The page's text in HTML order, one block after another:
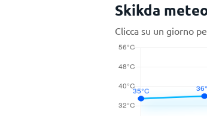
Skikda
Clicca su un giorno